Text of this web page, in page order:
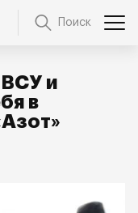
Поиск
ВСУ и
в